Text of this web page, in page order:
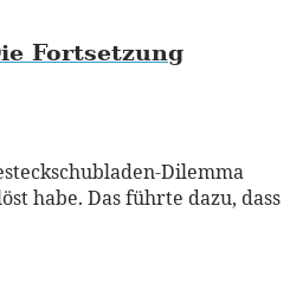
Fortsetzung
Dilemma
habe. Das führte dazu, dass